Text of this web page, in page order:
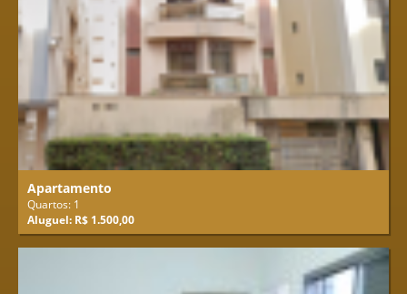
Apartamento
Quartos: 1
Aluguel: R$ 1.500,00